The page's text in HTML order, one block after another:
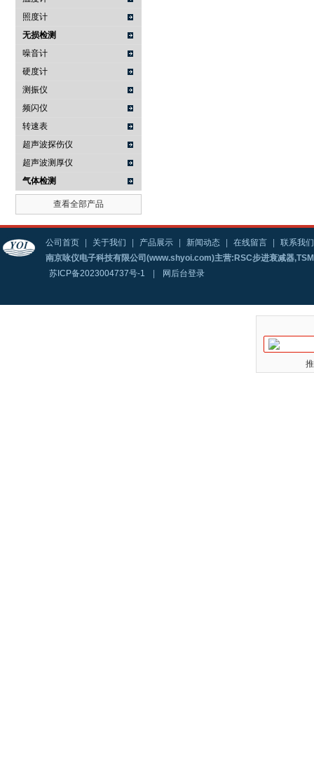
照度计
无损检测
噪音计
硬度计
测振仪
频闪仪
转速表
超声波探伤仪
超声波测厚仪
气体检测
查看全部产品
公司首页 关于我们 产品展示 新闻动态 在线留言
联系我们
南京咏仪电子科技有限公司(www.shyoi.com)主营:RSC步进衰减器
苏ICP备2023004737号-1
网后台登录